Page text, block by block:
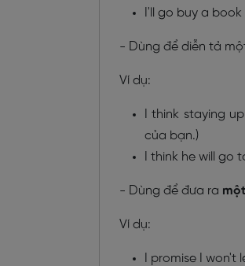
I'll go buy a
- Dùng để diễn tả
Ví dụ:
I think staying
của bạn.)
I think he will go
- Dùng để đưa ra
Ví dụ:
I promise I